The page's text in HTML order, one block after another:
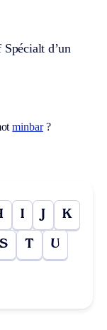
Spécialt d’un
minbar?
I J K
S T U